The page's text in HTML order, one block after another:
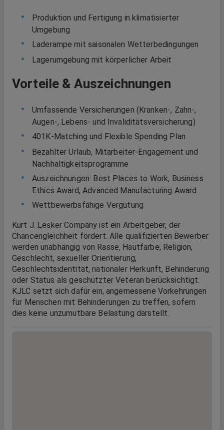
Produktion und Fertigung in klimatisierter
Umgebung
Laderampe mit saisonalen Wetterbedingungen
Lagerumgebung mit körperlicher Arbeit
Vorteile & Auszeichnungen
Umfassende Versicherungen (Kranken-, Zahn-,
Augen-, Lebens- und Invaliditätsversicherung)
401K-Matching und Flexible Spending Plan
Bezahlter Urlaub, Mitarbeiter-Engagement und
Nachhaltigkeitsprogramme
Auszeichnungen: Best Places to Work, Business
Ethics Award, Advanced Manufacturing Award
Wettbewerbsfähige Vergütung
Kurt J. Lesker Company ist ein Arbeitgeber, der
Chancengleichheit fördert. Alle qualifizierten Bewerber
werden unabhängig von Rasse, Hautfarbe, Religion,
Geschlecht, sexueller Orientierung,
Geschlechtsidentität, nationaler Herkunft, Behinderung
oder Status als geschützter Veteran berücksichtigt.
KJLC setzt sich dafür ein, angemessene Vorkehrungen
für Menschen mit Behinderungen zu treffen, sofern
dies keine unzumutbare Belastung darstellt.